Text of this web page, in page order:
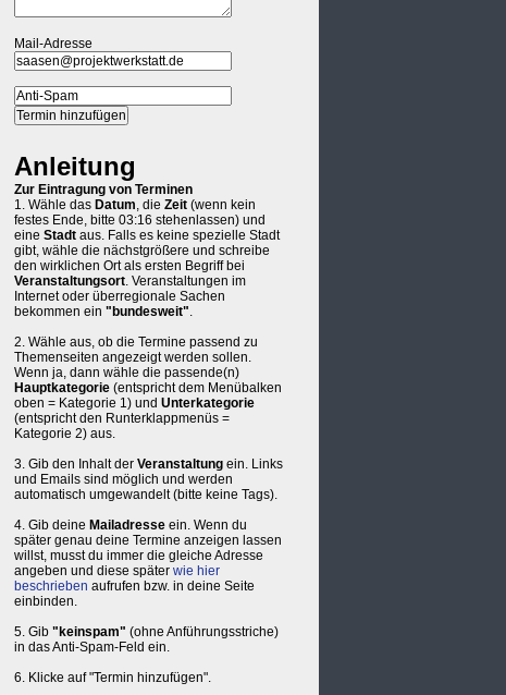
Mail-Adresse
Anleitung
Zur Eintragung von Terminen
1. Wähle das Datum, die Zeit (wenn kein
festes Ende, bitte 03:16 stehenlassen) und
eine Stadt aus. Falls es keine spezielle Stadt
gibt, wähle die nächstgrößere und schreibe
den wirklichen Ort als ersten Begriff bei
Veranstaltungsort. Veranstaltungen im
Internet oder überregionale Sachen
bekommen ein "bundesweit".
2. Wähle aus, ob die Termine passend zu
Themenseiten angezeigt werden sollen.
Wenn ja, dann wähle die passende(n)
Hauptkategorie (entspricht dem Menübalken
oben = Kategorie 1) und Unterkategorie
(entspricht den Runterklappmenüs =
Kategorie 2) aus.
3. Gib den Inhalt der Veranstaltung ein. Links
und Emails sind möglich und werden
automatisch umgewandelt (bitte keine Tags).
4. Gib deine Mailadresse ein. Wenn du
später genau deine Termine anzeigen lassen
willst, musst du immer die gleiche Adresse
angeben und diese später wie hier
beschrieben aufrufen bzw. in deine Seite
einbinden.
5. Gib "keinspam" (ohne Anführungsstriche)
in das Anti-Spam-Feld ein.
6. Klicke auf "Termin hinzufügen".